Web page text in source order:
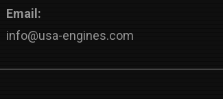
Email:
info@usa-engines.com